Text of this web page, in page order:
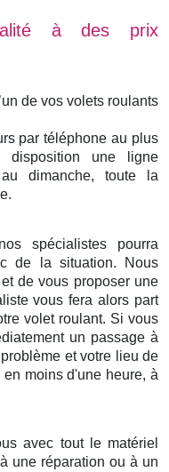
à des prix
de vos volets roulants
par téléphone au plus
une ligne
dimanche, toute la
spécialistes pourra
de la situation. Nous
de vous proposer une
vous fera alors part
volet roulant. Si vous
un passage à
et votre lieu de
moins d'une heure, à
avec tout le matériel
une réparation ou à un